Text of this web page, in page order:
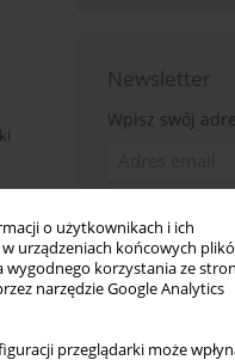
o użytkownikach i ich
urządzeniach końcowych
wygodnego korzystania ze
narzędzie Google Analytics
przeglądarki może
Newsletter
Wpisz swój
Najczęściej